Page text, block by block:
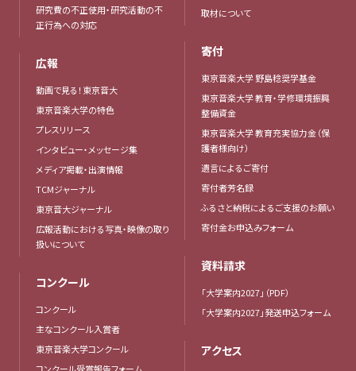
研究費の不正使用・研究活動の不
正行為への対応
広報
動画で見る！東京音大
東京音楽大学の特色
プレスリリース
インタビュー・メッセージ集
メディア掲載・出演情報
TCMジャーナル
東京音大ジャーナル
広報活動における写真・映像の取り
扱いについて
コンクール
コンクール
主なコンクール入賞者
東京音楽大学コンクール
コンクール受賞報告フォーム
取材について
寄付
東京音楽大学 野島稔奨学基金
東京音楽大学 教育・学修環境振興
整備資金
東京音楽大学 教育充実協力金（保
護者様向け）
遺言によるご寄付
寄付者芳名録
ふるさと納税によるご支援のお願い
寄付金お申込みフォーム
資料請求
「大学案内2027」（PDF）
「大学案内2027」発送申込フォーム
アクセス